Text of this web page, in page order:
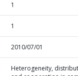
1
1
2010/07/01
Heterogeneity,